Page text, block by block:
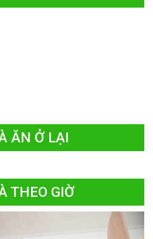
ĂN Ở LẠI
THEO GIỜ